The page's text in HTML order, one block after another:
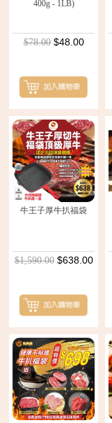
400g - 1LB)
$78.00 $48.00
牛王子厚牛扒福袋
$1,590.00 $638.00